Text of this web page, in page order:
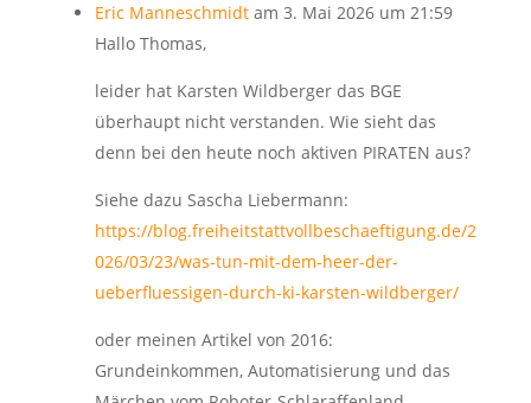
Eric Manneschmidt am 3. Mai 2026 um 21:59
Hallo Thomas,
leider hat Karsten Wildberger das BGE
überhaupt nicht verstanden. Wie sieht das
denn bei den heute noch aktiven PIRATEN aus?
Siehe dazu Sascha Liebermann:
https://blog.freiheitstattvollbeschaeftigung.de/2
026/03/23/was-tun-mit-dem-heer-der-
ueberfluessigen-durch-ki-karsten-wildberger/
oder meinen Artikel von 2016:
Grundeinkommen, Automatisierung und das